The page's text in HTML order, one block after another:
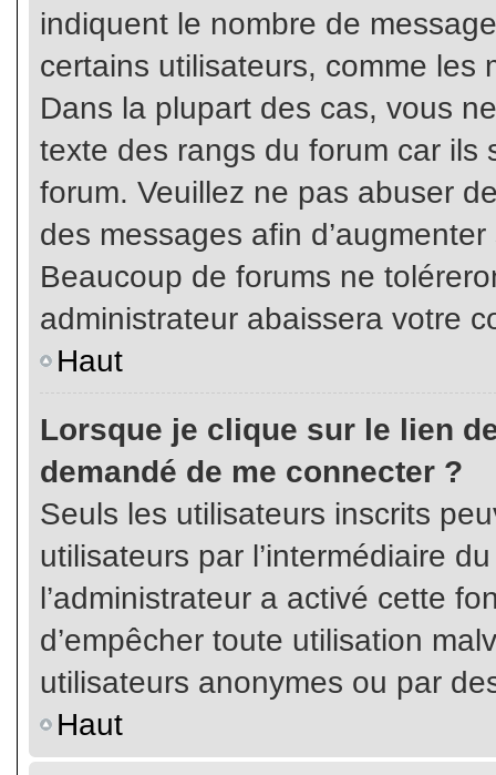
indiquent le nombre de
certains utilisateurs, comme les
Dans la plupart des cas, vous
texte des rangs du forum car ils
forum. Veuillez ne pas abuser
des messages afin
Beaucoup de forums ne
administrateur abaissera votre
Haut
Lorsque je clique sur le lien
demandé de me connecter ?
Seuls les utilisateurs inscrits
utilisateurs par l’intermédiaire
l’administrateur a activé cette
d’empêcher toute utilisation
utilisateurs anonymes ou par
Haut